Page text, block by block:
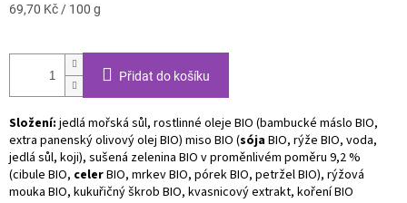
Měrná
69,70 Kč / 100 g
Přidat do košíku
Složení: jedlá mořská sůl, rostlinné oleje BIO (bambucké máslo BIO,
extra panenský olivový olej BIO) miso BIO (sójaBIO, rýže BIO, voda,
jedlá sůl, koji), sušená zelenina BIO v proměnlivém poměru 9,2 %
(cibule BIO, celerBIO, mrkev BIO, pórek BIO, petržel BIO), rýžová
mouka BIO, kukuřičný škrob BIO, kvasnicový extrakt, koření BIO